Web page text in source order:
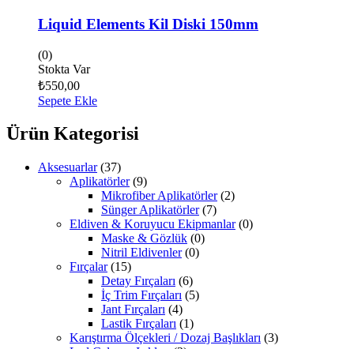
Liquid Elements Kil Diski 150mm
(0)
Stokta Var
₺550,00
Sepete Ekle
Ürün Kategorisi
Aksesuarlar (37)
Aplikatörler (9)
Mikrofiber Aplikatörler (2)
Sünger Aplikatörler (7)
Eldiven & Koruyucu Ekipmanlar (0)
Maske & Gözlük (0)
Nitril Eldivenler (0)
Fırçalar (15)
Detay Fırçaları (6)
İç Trim Fırçaları (5)
Jant Fırçaları (4)
Lastik Fırçaları (1)
Karıştırma Ölçekleri / Dozaj Başlıkları (3)